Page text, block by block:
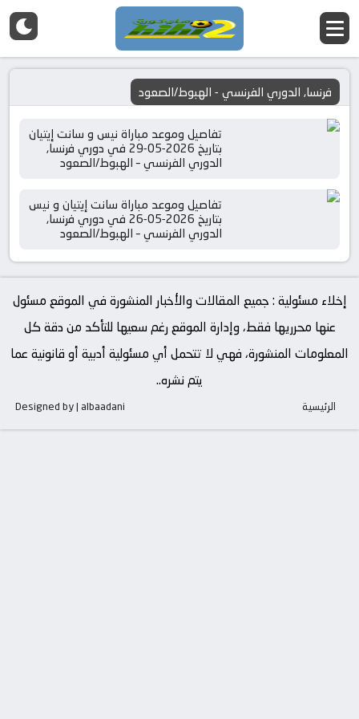
فرنسا, الدوري الفرنسي - الهبوط/الصعود
تفاصيل وموعد مباراة نيس و سانت إيتيان
بتاريخ 2026-05-29 في دوري فرنسا,
الدوري الفرنسي – الهبوط/الصعود
تفاصيل وموعد مباراة سانت إيتيان و نيس
بتاريخ 2026-05-26 في دوري فرنسا,
الدوري الفرنسي – الهبوط/الصعود
إخلاء مسئولية : جميع المقالات والأخبار المنشورة في الموقع مسئول
عنها محرريها فقط، وإدارة الموقع رغم سعيها للتأكد من دقة كل
المعلومات المنشورة، فهي لا تتحمل أي مسئولية أدبية أو قانونية عما
يتم نشره..
Designed by | albaadani الرئيسية